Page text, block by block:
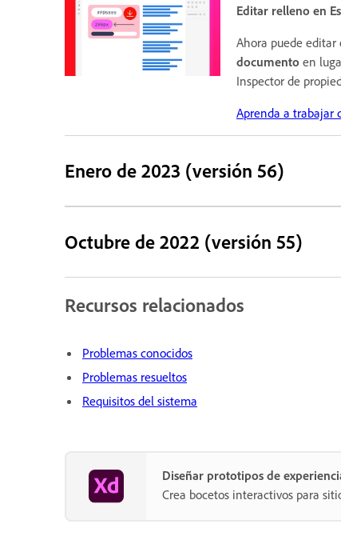
Editar relleno en
Ahora puede
documento en
Inspector de
Aprenda a trabajar
Enero de 2023 (versión 56)
Octubre de 2022 (versión 55)
Recursos relacionados
Problemas conocidos
Problemas resueltos
Requisitos del sistema
Diseñar prototipos de
Crea bocetos interactivos para